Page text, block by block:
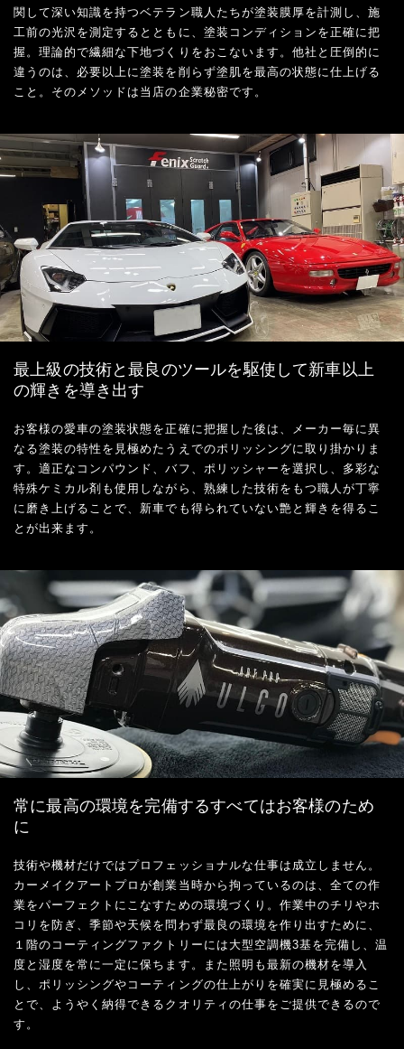
関して深い知識を持つベテラン職人たちが塗装膜厚を計測し、施
工前の光沢を測定するとともに、塗装コンディションを正確に把
握。理論的で繊細な下地づくりをおこないます。他社と圧倒的に
違うのは、必要以上に塗装を削らず塗肌を最高の状態に仕上げる
こと。そのメソッドは当店の企業秘密です。
最上級の技術と最良のツールを駆使して新車以上
の輝きを導き出す
お客様の愛車の塗装状態を正確に把握した後は、メーカー毎に異
なる塗装の特性を見極めたうえでのポリッシングに取り掛かりま
す。適正なコンパウンド、バフ、ポリッシャーを選択し、多彩な
特殊ケミカル剤も使用しながら、熟練した技術をもつ職人が丁寧
に磨き上げることで、新車でも得られていない艶と輝きを得るこ
とが出来ます。
常に最高の環境を完備するすべてはお客様のため
に
技術や機材だけではプロフェッショナルな仕事は成立しません。
カーメイクアートプロが創業当時から拘っているのは、全ての作
業をパーフェクトにこなすための環境づくり。作業中のチリやホ
コリを防ぎ、季節や天候を問わず最良の環境を作り出すために、
１階のコーティングファクトリーには大型空調機3基を完備し、温
度と湿度を常に一定に保ちます。また照明も最新の機材を導入
し、ポリッシングやコーティングの仕上がりを確実に見極めるこ
とで、ようやく納得できるクオリティの仕事をご提供できるので
す。